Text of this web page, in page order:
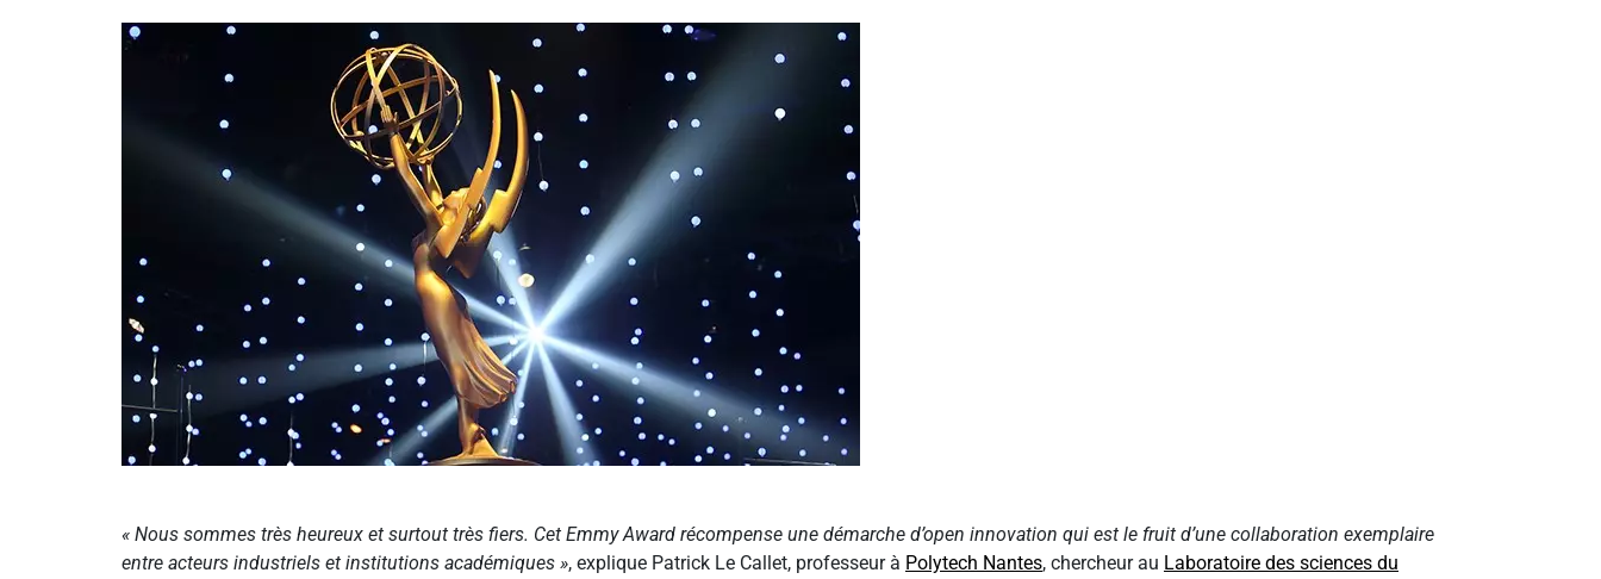
« Nous sommes très heureux et surtout très fiers. Cet Emmy Award récompense une démarche d’open innovation qui est le fruit d’une collaboration exemplaire
entre acteurs industriels et institutions académiques », explique Patrick Le Callet, professeur à Polytech Nantes, chercheur au Laboratoire des sciences du